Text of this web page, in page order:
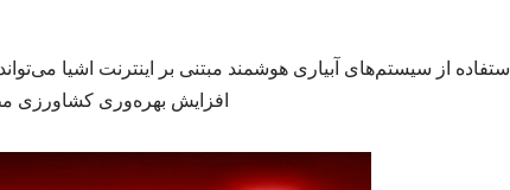
استفاده از سیستم‌های آبیاری هوشمند مبتنی بر اینترنت اشیا
افزایش بهره‌وری کشاورزی